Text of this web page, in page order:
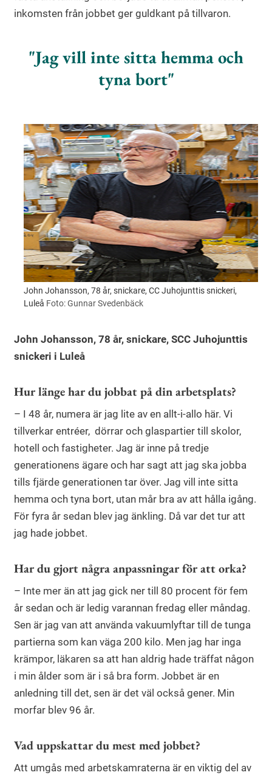
inkomsten från jobbet ger guldkant på tillvaron.
Jag vill inte sitta hemma och
tyna bort
John Johansson, 78 år, snickare, CC Juhojunttis snickeri,
Luleå Foto: Gunnar Svedenbäck
John Johansson, 78 år, snickare, SCC Juhojunttis
snickeri i Luleå
Hur länge har du jobbat på din arbetsplats?
– I 48 år, numera är jag lite av en allt-i-allo här. Vi
tillverkar entréer, dörrar och glaspartier till skolor,
hotell och fastigheter. Jag är inne på tredje
generationens ägare och har sagt att jag ska jobba
tills fjärde generationen tar över. Jag vill inte sitta
hemma och tyna bort, utan mår bra av att hålla igång.
För fyra år sedan blev jag änkling. Då var det tur att
jag hade jobbet.
Har du gjort några anpassningar för att orka?
– Inte mer än att jag gick ner till 80 procent för fem
år sedan och är ledig varannan fredag eller måndag.
Sen är jag van att använda vakuumlyftar till de tunga
partierna som kan väga 200 kilo. Men jag har inga
krämpor, läkaren sa att han aldrig hade träffat någon
i min ålder som är i så bra form. Jobbet är en
anledning till det, sen är det väl också gener. Min
morfar blev 96 år.
Vad uppskattar du mest med jobbet?
Att umgås med arbetskamraterna är en viktig del av